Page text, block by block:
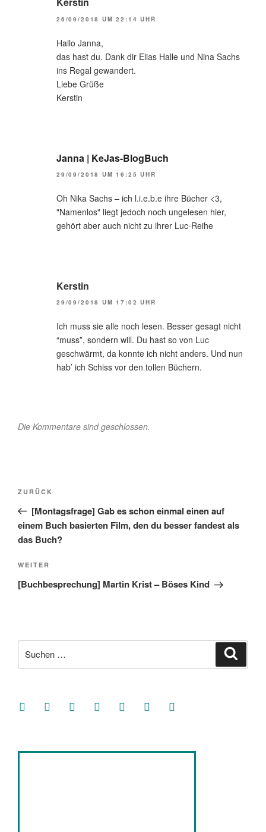
26/09/2018 UM 22:14 UHR
Hallo Janna,
das hast du. Dank dir Elias Halle und Nina Sachs
ins Regal gewandert.
Liebe Grüße
Kerstin
Janna | KeJas-BlogBuch
29/09/2018 UM 16:25 UHR
Oh Nika Sachs – ich l.i.e.b.e ihre Bücher <3,
"Namenlos" liegt jedoch noch ungelesen hier,
gehört aber auch nicht zu ihrer Luc-Reihe
Kerstin
29/09/2018 UM 17:02 UHR
Ich muss sie alle noch lesen. Besser gesagt nicht
“muss”, sondern will. Du hast so von Luc
geschwärmt, da konnte ich nicht anders. Und nun
hab’ ich Schiss vor den tollen Büchern.
Die Kommentare sind geschlossen.
Beitragsnavigation
Vorheriger
Beitrag
ZURÜCK
[Montagsfrage] Gab es schon einmal einen auf
einem Buch basierten Film, den du besser fandest als
das Buch?
Nächster
Beitrag
WEITER
[Buchbesprechung] Martin Krist – Böses Kind
nach:
facebooksoundcloud
twitter mastodoninstagramthreads goodreads